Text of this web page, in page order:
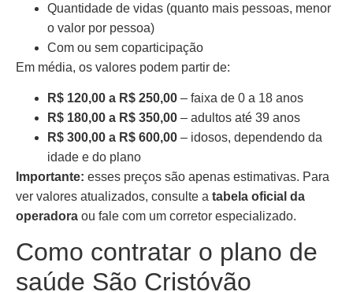
Quantidade de vidas (quanto mais pessoas, menor
o valor por pessoa)
Com ou sem coparticipação
Em média, os valores podem partir de:
R$ 120,00 a R$ 250,00 – faixa de 0 a 18 anos
R$ 180,00 a R$ 350,00 – adultos até 39 anos
R$ 300,00 a R$ 600,00 – idosos, dependendo da
idade e do plano
Importante: esses preços são apenas estimativas. Para
ver valores atualizados, consulte a tabela oficial da
operadora ou fale com um corretor especializado.
Como contratar o plano de
saúde São Cristóvão